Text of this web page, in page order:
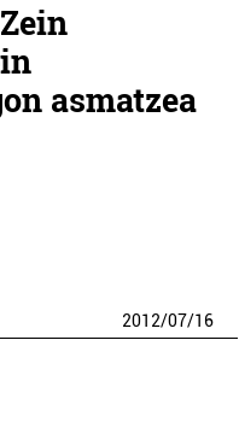
asmatzea
2012/07/16